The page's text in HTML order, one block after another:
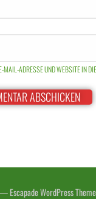
MAIL-ADRESSE UND WEBSITE IN
Escapade WordPress